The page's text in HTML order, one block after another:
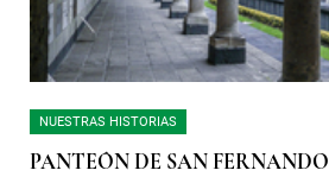
NUESTRAS HISTORIAS
PANTEÓN DE SAN FERNANDO